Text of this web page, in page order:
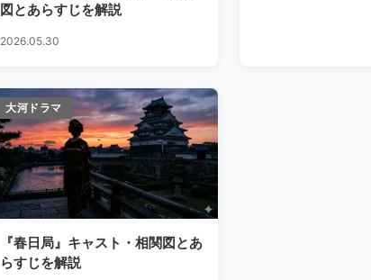
図とあらすじを解説
2026.05.30
大河ドラマ
『春日局』キャスト・相関図とあ
らすじを解説